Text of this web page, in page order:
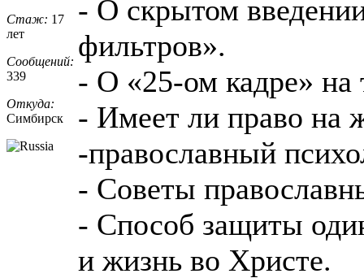
Стаж: 17
лет
Сообщений:
339
Откуда:
Симбирск
- О скрытом
фильтров».
- О «25-ом кадре» на
- Имеет ли право на
-православный
- Советы
- Способ защиты
и жизнь во Христе.